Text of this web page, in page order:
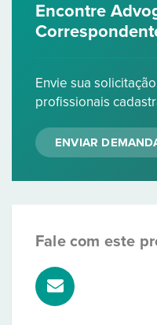
Encontre
Envie sua
profissionais
ENVIAR
Fale com este